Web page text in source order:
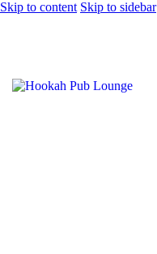
Skip to content Skip to sidebar